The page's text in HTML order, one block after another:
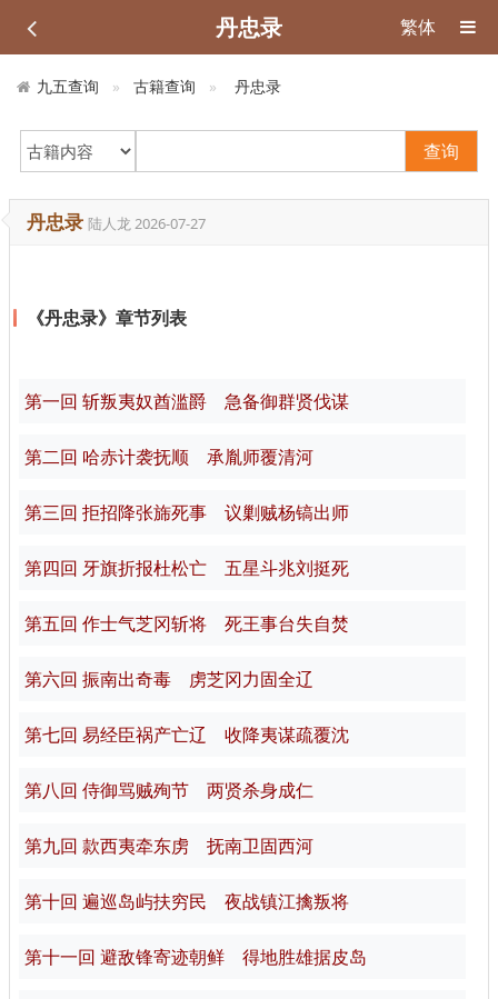
丹忠录 繁体
九五查询 古籍查询 丹忠录
查询
丹忠录 陆人龙2026-07-27
《丹忠录》章节列表
第一回 斩叛夷奴酋滥爵 急备御群贤伐谋
第二回 哈赤计袭抚顺 承胤师覆清河
第三回 拒招降张旆死事 议剿贼杨镐出师
第四回 牙旗折报杜松亡 五星斗兆刘挺死
第五回 作士气芝冈斩将 死王事台失自焚
第六回 振南出奇毒 虏芝冈力固全辽
第七回 易经臣祸产亡辽 收降夷谋疏覆沈
第八回 侍御骂贼殉节 两贤杀身成仁
第九回 款西夷牵东虏 抚南卫固西河
第十回 遍巡岛屿扶穷民 夜战镇江擒叛将
第十一回 避敌锋寄迹朝鲜 得地胜雄据皮岛